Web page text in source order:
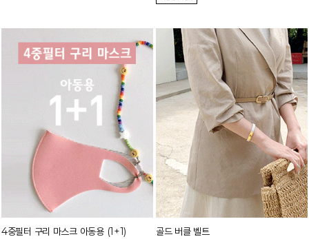
4중필터 구리 마스크 아동용 (1+1) 골드 버클 벨트